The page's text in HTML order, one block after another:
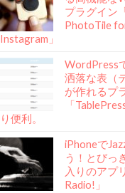
プラグイン
PhotoTile
Instagram」
WordPress
洒落な表（
が作れるプ
「
り便利。
iPhoneで
う！とびっ
入りのアプ
Radio!」